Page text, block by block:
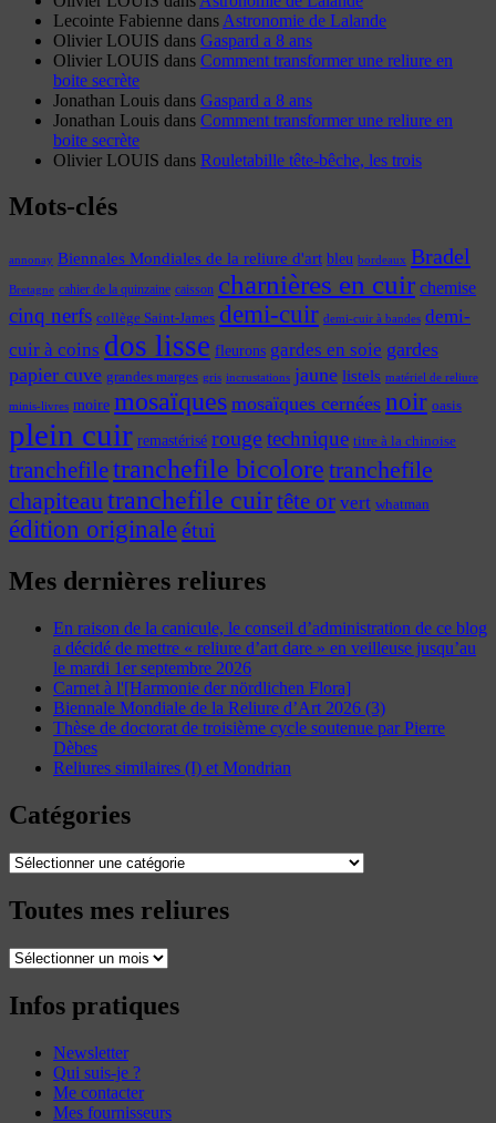
Lecointe Fabienne dans Astronomie de Lalande
Olivier LOUIS dans Gaspard a 8 ans
Olivier LOUIS dans Comment transformer une reliure en
boite secrète
Jonathan Louis dans Gaspard a 8 ans
Jonathan Louis dans Comment transformer une reliure en
boite secrète
Olivier LOUIS dans Rouletabille tête-bêche, les trois
Mots-clés
annonay Biennales Mondiales de la reliure d'art bleu bordeaux Bradel
Bretagne cahier de la quinzaine caisson charnières en cuir chemise
cinq nerfs collège Saint-James demi-cuir demi-cuir à bandes demi-
cuir à coins dos lisse fleurons gardes en soie gardes
papier cuve grandes marges gris incrustations jaune listels matériel de reliure
minis-livres moire mosaïques mosaïques cernées noir oasis
plein cuir remastérisé rougetechnique titre à la chinoise
tranchefiletranchefile bicolore tranchefile
chapiteautranchefile cuirtête or vert whatman
édition originaleétui
Mes dernières reliures
En raison de la canicule, le conseil d’administration de ce blog
a décidé de mettre « reliure d’art dare » en veilleuse jusqu’au
le mardi 1er septembre 2026
Carnet à l'[Harmonie der nördlichen Flora]
Biennale Mondiale de la Reliure d’Art 2026 (3)
Thèse de doctorat de troisième cycle soutenue par Pierre
Dèbes
Reliures similaires (I) et Mondrian
Catégories
Catégories
Toutes mes reliures
Toutes
reliures
Infos pratiques
Newsletter
Qui suis-je ?
Me contacter
Mes fournisseurs